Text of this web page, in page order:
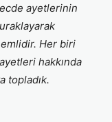
ayetlerinin
Her biri
hakkında
topladık.